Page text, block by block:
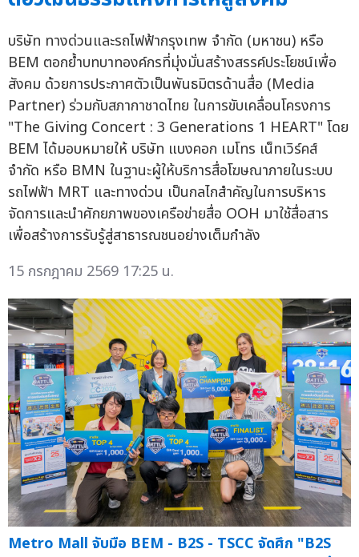
บริษัท ทางด่วนและรถไฟฟ้ากรุงเทพ จำกัด (มหาชน) หรือ
BEM ตอกย้ำบทบาทองค์กรที่มุ่งมั่นสร้างสรรค์ประโยชน์เพื่อ
สังคม ด้วยการประกาศตัวเป็นพันธมิตรด้านสื่อ (Media
Partner) ร่วมกับสภากาชาดไทย ในการขับเคลื่อนโครงการ
"The Giving Concert : 3 Generations 1 HEART" โดย
BEM ได้มอบหมายให้ บริษัท แบงคอก เมโทร เน็ทเวิร์คส์
จำกัด หรือ BMN ในฐานะผู้ให้บริการสื่อโฆษณาภายในระบบ
รถไฟฟ้า MRT และทางด่วน เป็นกลไกสำคัญในการบริหาร
จัดการและนำศักยภาพของเครือข่ายสื่อ OOH มาใช้สื่อสาร
เพื่อสร้างการรับรู้สู่สาธารณชนอย่างเต็มกำลัง
15 กรกฎาคม 2569 17:25 น.
Metro Mall จับมือ BEM - B2S - TSCC จัดศึก "B2S